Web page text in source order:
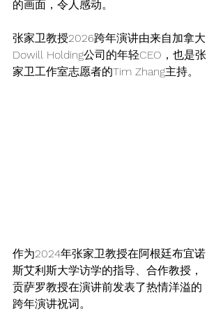
的画面，令人感动。
张家卫教授2026跨年演讲由来自加拿大
Dowill Holding公司的年轻CEO，也是张
家卫工作室志愿者的Tim Zhang主持。
作为2024年张家卫教授在阿根廷布宜诺
斯艾利斯大学访学的指导、合作教授，
贡萨罗教授在演讲前发表了热情洋溢的
跨年演讲祝词。